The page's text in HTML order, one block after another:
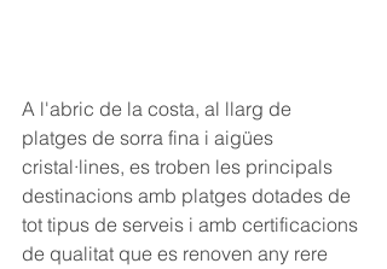
A l'abric de la costa, al llarg de
platges de sorra fina i aigües
cristal·lines, es troben les principals
destinacions amb platges dotades de
tot tipus de serveis i amb certificacions
de qualitat que es renoven any rere